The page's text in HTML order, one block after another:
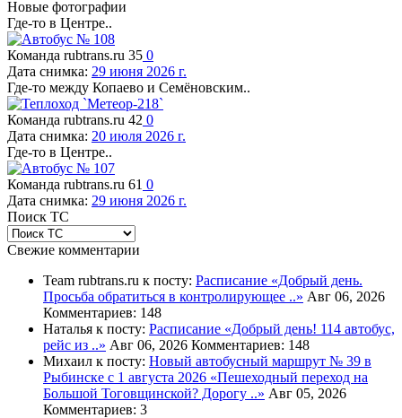
Новые фотографии
Где-то в Центре..
Команда rubtrans.ru 35 0
Дата снимка: 29 июня 2026 г.
Где-то между Копаево и Семёновским..
Команда rubtrans.ru 42 0
Дата снимка: 20 июля 2026 г.
Где-то в Центре..
Команда rubtrans.ru 61 0
Дата снимка: 29 июня 2026 г.
Поиск ТС
Свежие комментарии
Team rubtrans.ru к посту: Расписание «Добрый день.
Просьба обратиться в контролирующее ..» Авг 06, 2026
Комментариев: 148
Наталья к посту: Расписание «Добрый день! 114 автобус,
рейс из ..» Авг 06, 2026 Комментариев: 148
Михаил к посту: Новый автобусный маршрут № 39 в
Рыбинске с 1 августа 2026 «Пешеходный переход на
Большой Тоговщинской? Дорогу ..» Авг 05, 2026
Комментариев: 3